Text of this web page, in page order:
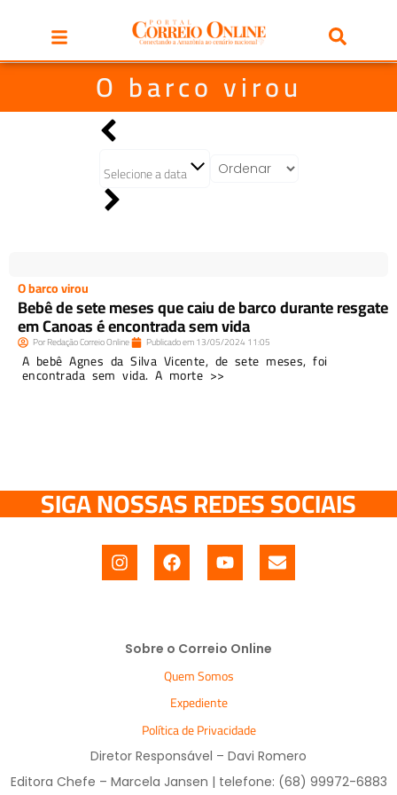
O barco virou
Selecione a data
O barco virou
Bebê de sete meses que caiu de barco durante resgate
em Canoas é encontrada sem vida
PorRedação Correio Online Publicado em13/05/2024 11:05
A bebê Agnes da Silva Vicente, de sete meses, foi
encontrada sem vida. A morte >>
SIGA NOSSAS REDES SOCIAIS
Sobre o Correio Online
Quem Somos
Expediente
Política de Privacidade
Diretor Responsável – Davi Romero
Editora Chefe – Marcela Jansen | telefone: (68) 99972-6883